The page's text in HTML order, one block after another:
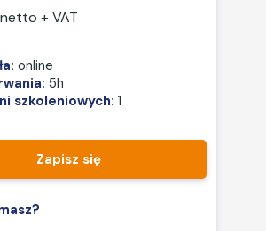
netto + VAT
online
5h
szkoleniowych: 1
Zapisz się